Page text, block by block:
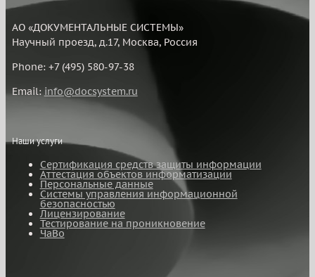
АО «ДОКУМЕНТАЛЬНЫЕ СИСТЕМЫ»
Научный проезд, д.17, Москва, Россия
Phone: +7 (495) 580-97-38
Email: info@docsystem.ru
Наши услуги
Сертификация средств защиты информации
Аттестация объектов информатизации
Персональные данные
Системы управления информационной
безопасностью
Лицензирование
Тестирование на проникновение
ЧаВо